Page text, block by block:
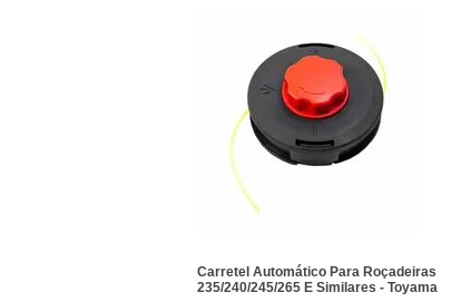
Carretel Automático Para Roçadeiras
235/240/245/265 E Similares - Toyama